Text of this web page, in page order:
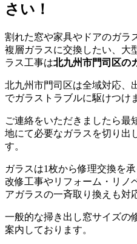
さい！
割れた窓や家具やドアのガラ
複層ガラスに交換したい、大
ラス工事は北九州市門司区の
北九州市門司区は全域対応、
でガラストラブルに駆けつけ
ご連絡をいただきましたら最
地にて必要なガラスを切り出
す。
ガラスは1枚から修理交換を
改修工事やリフォーム・リノ
アガラスの一斉取り換えも対
一般的な掃き出し窓サイズの
案内しております。